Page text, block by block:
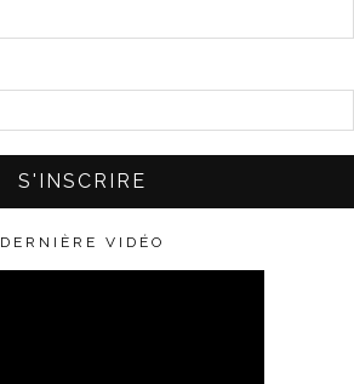
DERNIÈRE VIDÉO